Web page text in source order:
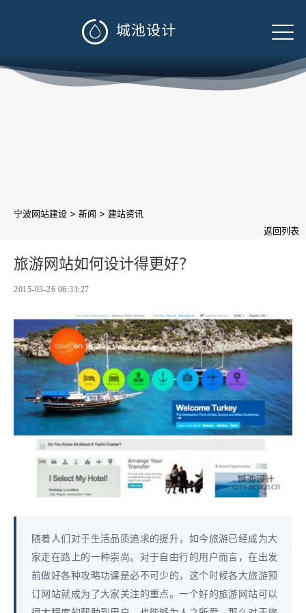

宁波网站建设 > 新闻 > 建站资讯
返回列表
旅游网站如何设计得更好？
2015-03-26 06:33:27
随着人们对于生活品质追求的提升，如今旅游已经成为大
家走在路上的一种崇尚。对于自由行的用户而言，在出发
前做好各种攻略功课是必不可少的，这个时候各大旅游预
订网站就成为了大家关注的重点。一个好的旅游网站可以